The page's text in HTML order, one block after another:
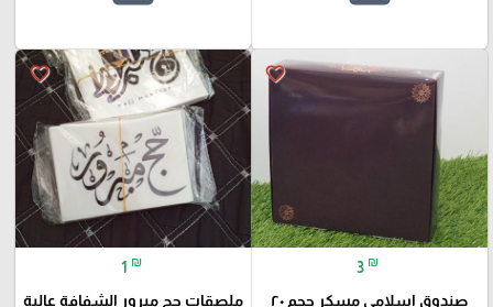
favorite_border
3 ₪
صندوق اسلامي مسكر حجم ٢٠
favorite_border
1 ₪
ملصقات حج مبرور الشفافة عالية